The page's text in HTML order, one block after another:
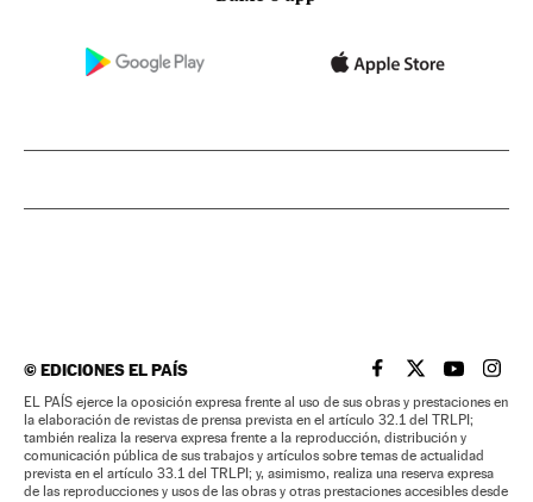
©EDICIONES EL PAÍS EL PAÍS BRASIL EN
EL PAÍSEL PAÍS
EL
EL PAÍS ejerce la oposición expresa frente al uso de sus obras y prestaciones en
la elaboración de revistas de prensa prevista en el artículo 32.1 del TRLPI;
también realiza la reserva expresa frente a la reproducción, distribución y
comunicación pública de sus trabajos y artículos sobre temas de actualidad
prevista en el artículo 33.1 del TRLPI; y, asimismo, realiza una reserva expresa
de las reproducciones y usos de las obras y otras prestaciones accesibles desde